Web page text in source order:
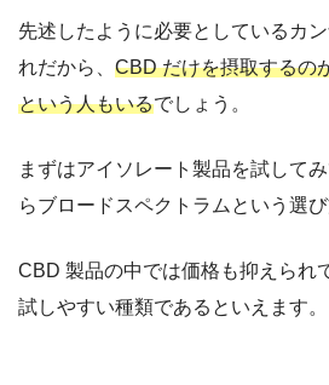
先述したように必要としているカ
れだから、 CBD だけを摂取するの
という人もいるでしょう。
まずはアイソレート製品を試して
らブロードスペクトラムという選び
CBD 製品の中では価格も抑えられ
試しやすい種類であるといえます。